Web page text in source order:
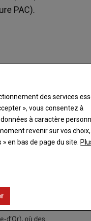
PAC).
cinq mille
Pac).
de nombreux
dans la Marne,
à Lille ou au
qui regroupe
par l’Île-de-France
d’Or), où des
des services
», vous consentez à
à caractère
revenir sur vos
en bas de page du site.